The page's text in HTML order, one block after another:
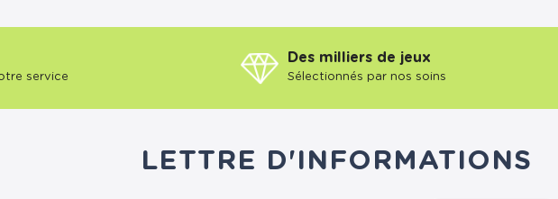
service
Des milliers de jeux
Sélectionnés par nos soins
LETTRE D'INFORMATIONS